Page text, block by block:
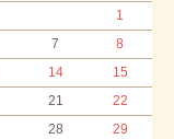
1
7
8
14
15
21
22
28
29